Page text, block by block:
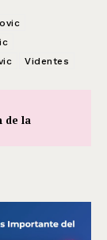
Videntes
de la